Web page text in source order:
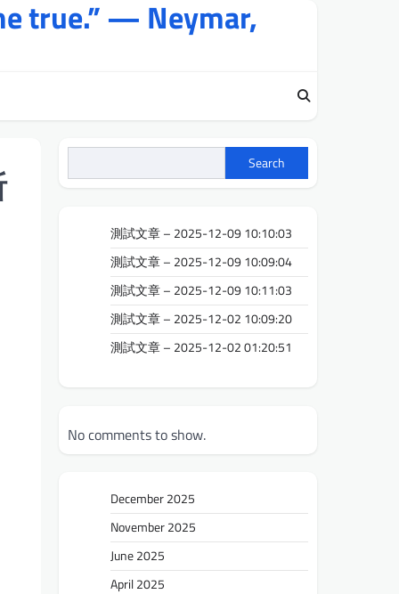
true.” — Neymar,
Search
測試文章 – 2025-12-09 10:10:03
測試文章 – 2025-12-09 10:09:04
測試文章 – 2025-12-09 10:11:03
測試文章 – 2025-12-02 10:09:20
測試文章 – 2025-12-02 01:20:51
No comments to show.
December 2025
November 2025
June 2025
April 2025